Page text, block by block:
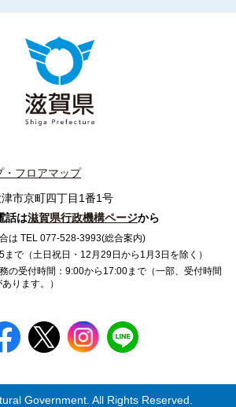
・フロアマップ
市京町四丁目1番1号
話は滋賀県行政機構ページから
は TEL 077-528-3993(総合案内)
で（土日祝日・12月29日から1月3日を除く）
の受付時間：9:00から17:00まで（一部、受付時間
ります。）
Government. All Rights Reserved.